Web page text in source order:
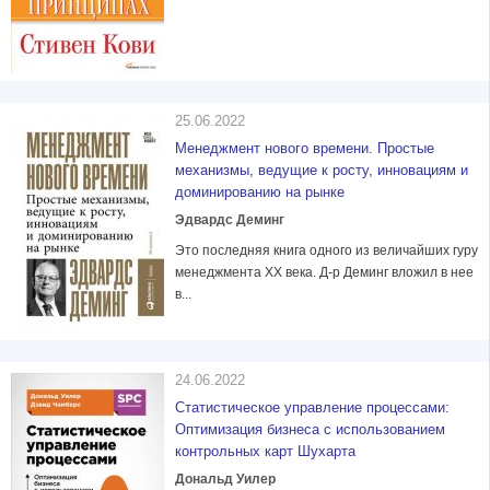
25.06.2022
Менеджмент нового времени. Простые
механизмы, ведущие к росту, инновациям и
доминированию на рынке
Эдвардс Деминг
Это последняя книга одного из величайших гуру
менеджмента XX века. Д-р Деминг вложил в нее
в...
24.06.2022
Статистическое управление процессами:
Оптимизация бизнеса с использованием
контрольных карт Шухарта
Дональд Уилер